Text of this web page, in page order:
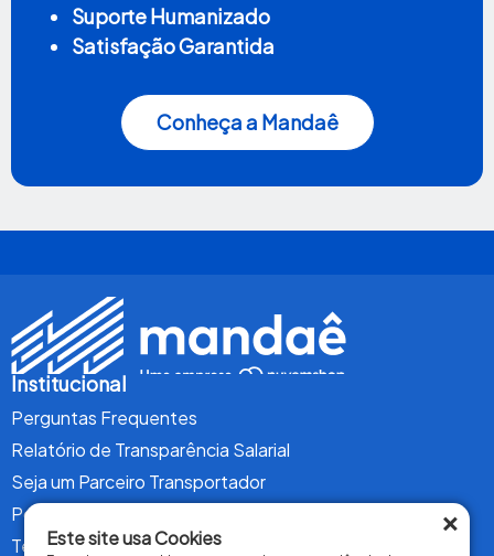
Suporte Humanizado
Satisfação Garantida
Conheça a Mandaê
Institucional
Perguntas Frequentes
Relatório de Transparência Salarial
Seja um Parceiro Transportador
Política de Privacidade
Termos de Uso
×
Este site usa Cookies